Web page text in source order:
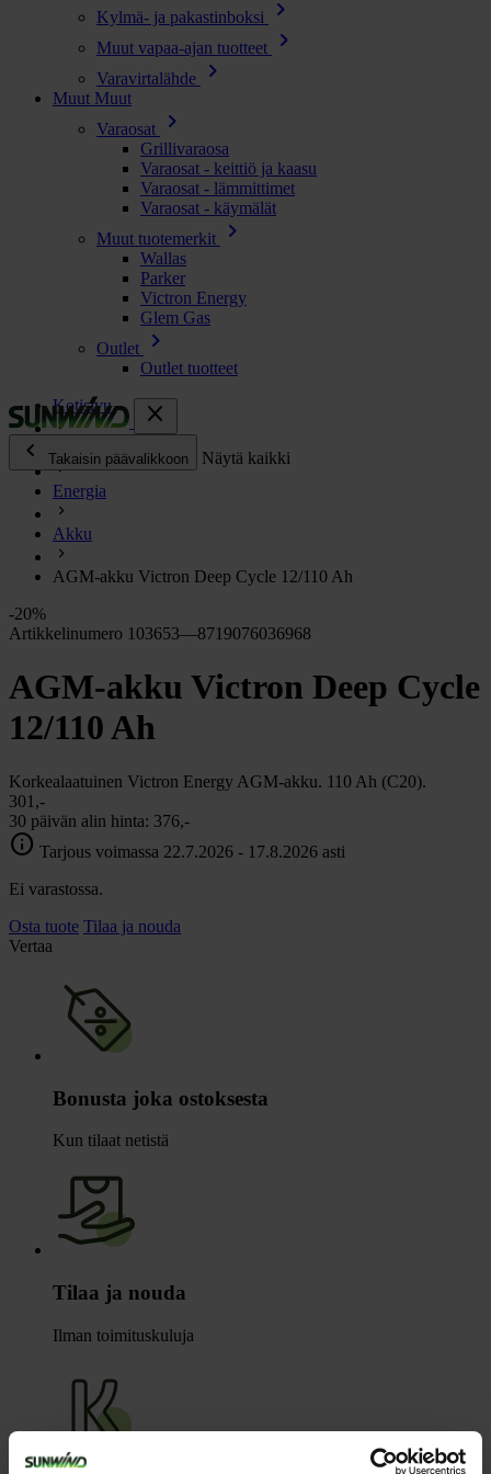
Kylmä- ja pakastinboksi chevron_right
Muut vapaa-ajan tuotteet chevron_right
Varavirtalähde chevron_right
Muut Muut
Varaosat
chevron_right
Grillivaraosa
Varaosat - keittiö ja kaasu
Varaosat - lämmittimet
Varaosat - käymälät
Muut tuotemerkit
chevron_right
Wallas
Parker
Victron Energy
Glem Gas
Outlet
chevron_right
Outlet tuotteet
close
chevron_left
Takaisin päävalikkoon Näytä kaikki
Energia
Keittiö ja kaasu
Lämpö chevron_right
chevron_right
Piha ja Puutarha chevron_right
Vapaa-aika ja Retkeily
Kotisivu
Energia
Akku
AGM-akku Victron Deep Cycle 12/110 Ah
-20%
Artikkelinumero 103653—8719076036968
AGM-akku Victron Deep Cycle
12/110 Ah
Korkealaatuinen Victron Energy AGM-akku. 110 Ah (C20).
301,-
30 päivän alin hinta: 376,-
info Tarjous voimassa 22.7.2026 - 17.8.2026 asti
Ei varastossa.
Osta tuote Tilaa ja nouda
Vertaa
Bonusta joka ostoksesta
Kun tilaat netistä
Tilaa ja nouda
Ilman toimituskuluja